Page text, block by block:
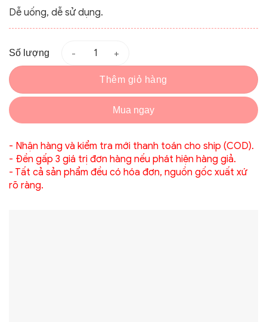
Dễ uống, dễ sử dụng.
Số lượng
Thêm giỏ hàng
Mua ngay
- Nhận hàng và kiểm tra mới thanh toán cho ship (COD).
- Đền gấp 3 giá trị đơn hàng nếu phát hiện hàng giả.
- Tất cả sản phẩm đều có hóa đơn, nguồn gốc xuất xứ
rõ ràng.